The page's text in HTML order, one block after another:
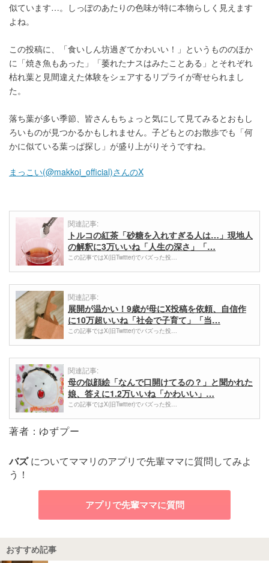
似ています…。しっぽのあたりの色味が特に本物らしく見えます
よね。
この投稿に、「食いしん坊過ぎてかわいい！」というもののほか
に「焼き魚もあった」「萎れたナスはみたことある」とそれぞれ
枯れ葉と見間違えた体験をシェアするリプライが寄せられまし
た。
落ち葉が多い季節、皆さんもちょっと気にして見てみるとおもし
ろいものが見つかるかもしれません。子どもとのお散歩でも「何
かに似ている葉っぱ探し」が盛り上がりそうですね。
まっこい(@makkoi_official)さんのX
関連記事:
トルコの紅茶「砂糖を入れすぎる人は…」現地人
の解釈に3万いいね「人生の深さ」「…
この記事ではX(旧Twitter)でバズった投…
関連記事:
展開が温かい！9歳が母にX投稿を依頼、自信作
に10万超いいね「社会で子育て」「当…
この記事ではX(旧Twitter)でバズった投…
関連記事:
母の似顔絵「なんで口開けてるの？」と聞かれた
娘、答えに1.2万いいね「かわいい」…
この記事ではX(旧Twitter)でバズった投…
著者：ゆずプー
バズについてママリのアプリで先輩ママに質問してみよ
う！
アプリで先輩ママに質問
おすすめ記事